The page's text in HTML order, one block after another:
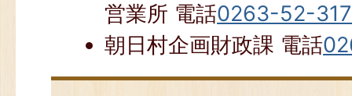
営業所 電話0263-52-
朝日村企画財政課 電話